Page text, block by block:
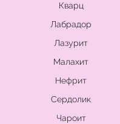
Кварц
Лабрадор
Лазурит
Малахит
Нефрит
Сердолик
Чароит